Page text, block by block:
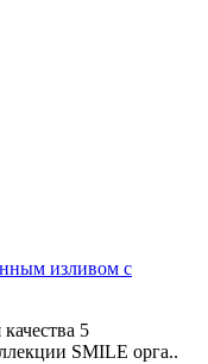
изливом с
5
SMILE орга..